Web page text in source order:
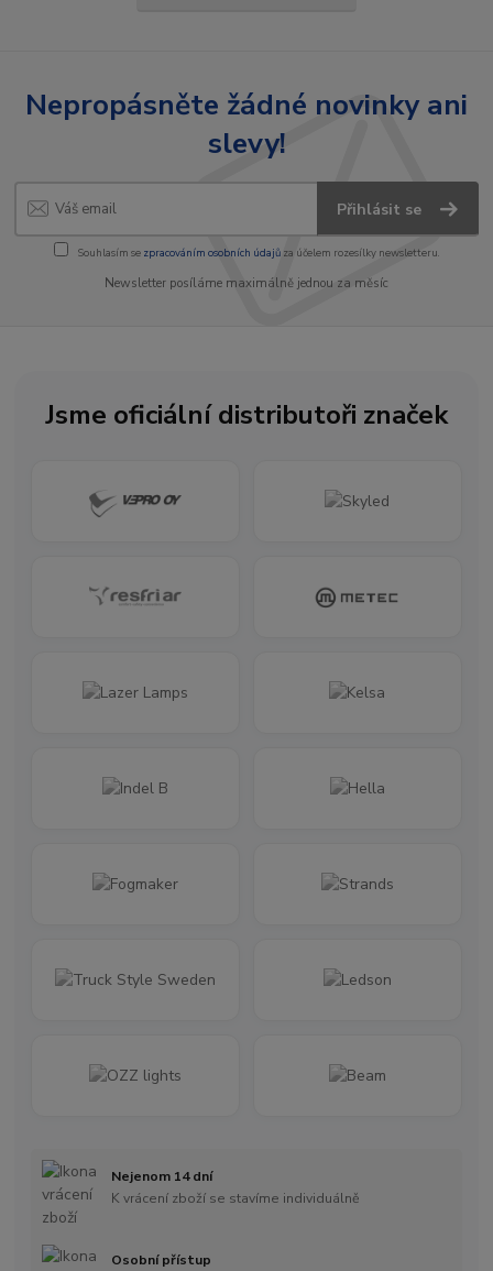
Nepropásněte žádné novinky ani
slevy!
Přihlásit se
Souhlasím se zpracováním osobních údajůza účelem rozesílky newsletteru.
Newsletter posíláme maximálně jednou za měsíc
Jsme oficiální distributoři značek
Nejenom 14 dní
K vrácení zboží se stavíme individuálně
Osobní přístup